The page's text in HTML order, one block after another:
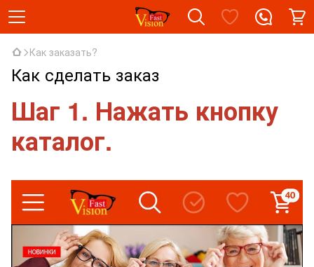
Как заказать?
Как сделать заказ
Шаг 1. Нажать кнопку
каталог.